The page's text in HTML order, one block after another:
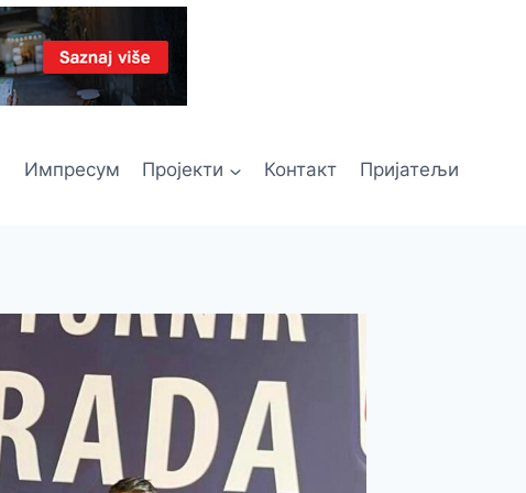
Импресум Пројекти Контакт Пријатељи